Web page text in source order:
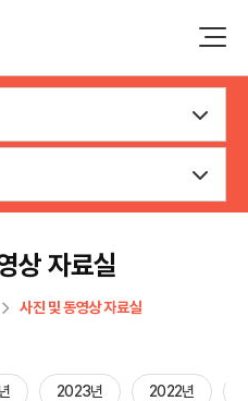
상 자료실
사진 및 동영상 자료실
2023년 2022년